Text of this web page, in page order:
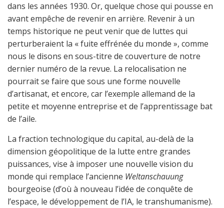
dans les années 1930. Or, quelque chose qui pousse en
avant empêche de revenir en arrière. Revenir à un
temps historique ne peut venir que de luttes qui
perturberaient la « fuite effrénée du monde », comme
nous le disons en sous-titre de couverture de notre
dernier numéro de la revue. La relocalisation ne
pourrait se faire que sous une forme nouvelle
d’artisanat, et encore, car l’exemple allemand de la
petite et moyenne entreprise et de l’apprentissage bat
de l’aile.
La fraction technologique du capital, au-delà de la
dimension géopolitique de la lutte entre grandes
puissances, vise à imposer une nouvelle vision du
monde qui remplace l’ancienne Weltanschauung
bourgeoise (d’où à nouveau l’idée de conquête de
l’espace, le développement de l’IA, le transhumanisme).